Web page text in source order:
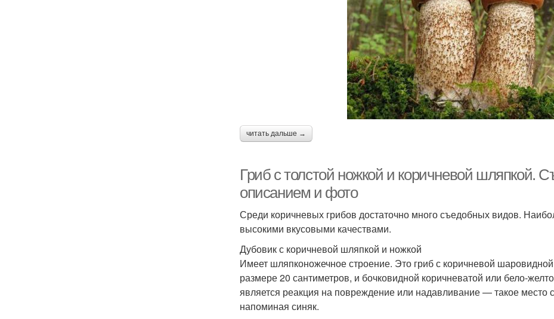
читать дальше →
Гриб с толстой ножкой и коричневой шляпкой.
описанием и фото
Среди коричневых грибов достаточно много съедобных видов.
высокими вкусовыми качествами.
Дубовик с коричневой шляпкой и ножкой
Имеет шляпконожечное строение. Это гриб с коричневой
размере 20 сантиметров, и бочковидной коричневатой или бело-
является реакция на повреждение или надавливание — такое место
напоминая синяк.